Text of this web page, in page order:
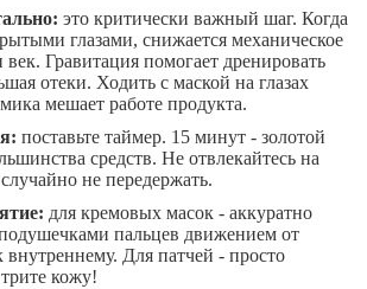
это критически важный шаг. Когда
глазами, снижается механическое
Гравитация помогает дренировать
отеки. Ходить с маской на глазах
мешает работе продукта.
поставьте таймер. 15 минут - золотой
средств. Не отвлекайтесь на
не передержать.
для кремовых масок - аккуратно
пальцев движением от
внутреннему. Для патчей - просто
кожу!